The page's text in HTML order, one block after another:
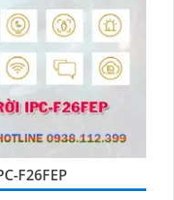
F26FEP